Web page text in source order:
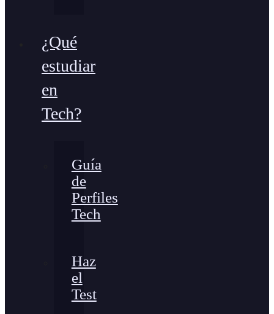
¿Qué
estudiar
en
Tech?
Guía
de
Perfiles
Tech
Haz
el
Test